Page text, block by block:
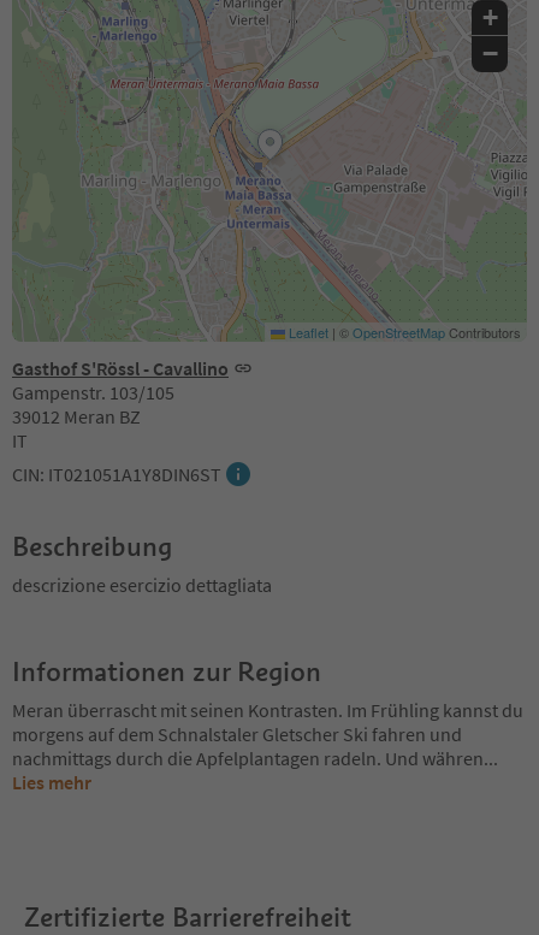
Gasthof S'Rössl - Cavallino
Gampenstr. 103/105
39012 Meran BZ
IT
CIN: IT021051A1Y8DIN6ST
+
−
Leaflet | ©OpenStreetMapContributors
Beschreibung
descrizione esercizio dettagliata
Informationen zur Region
Meran überrascht mit seinen Kontrasten. Im Frühling kannst du
morgens auf dem Schnalstaler Gletscher Ski fahren und
nachmittags durch die Apfelplantagen radeln. Und währen...
Lies mehr
Zertifizierte Barrierefreiheit